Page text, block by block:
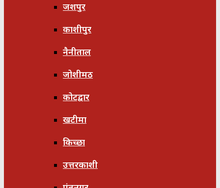
जशपुर
काशीपुर
नैनीताल
जोशीमठ
कोटद्वार
खटीमा
किच्छा
उत्तरकाशी